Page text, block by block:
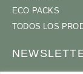
ECO PACKS
TODOS LOS